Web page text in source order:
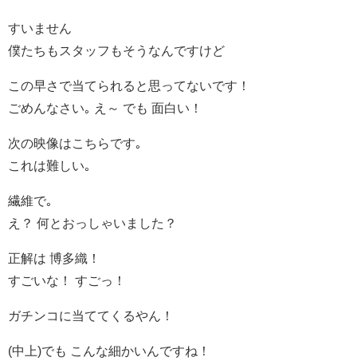
すいません
僕たちもスタッフもそうなんですけど
この早さで当てられると思ってないです！
ごめんなさい｡ え～ でも 面白い！
次の映像はこちらです｡
これは難しい｡
繊維で｡
え？ 何とおっしゃいました？
正解は 博多織！
すごいな！ すごっ！
ガチンコに当ててくるやん！
(中上)でも こんな細かいんですね！